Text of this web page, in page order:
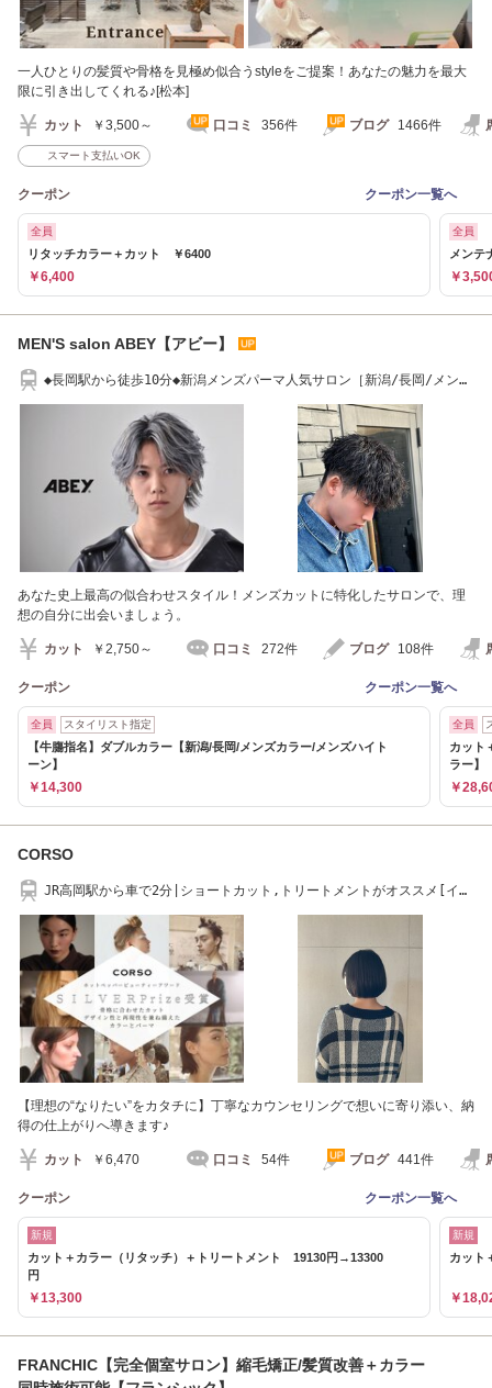
一人ひとりの髪質や骨格を見極め似合うstyleをご提案！あなたの魅力を最大
限に引き出してくれる♪[松本]
カット ￥3,500～ 口コミ 356件 ブログ 1466件
スマート支払いOK
クーポン クーポン一覧へ
全員
リタッチカラー＋カット ￥6400
￥6,400
全員
メンテ
￥
MEN'S salon ABEY【アビー】
◆長岡駅から徒歩10分◆新潟メンズパーマ人気サロン［新潟/長岡/メンズ
あなた史上最高の似合わせスタイル！メンズカットに特化したサロンで、理
想の自分に出会いましょう。
カット ￥2,750～ 口コミ 272件 ブログ 108件
クーポン クーポン一覧へ
全員 スタイリスト指定
【牛膓指名】ダブルカラー【新潟/長岡/メンズカラー/メンズハイト
ーン】
￥14,300
全員
カット
ラー】
￥
CORSO
JR高岡駅から車で2分|ショートカット,トリートメントがオススメ[イン
【理想の“なりたい”をカタチに】丁寧なカウンセリングで想いに寄り添い、納
得の仕上がりへ導きます♪
カット ￥6,470 口コミ 54件 ブログ 441件
クーポン クーポン一覧へ
新規
カット＋カラー（リタッチ）＋トリートメント 19130円→13300
円
￥13,300
新規
カット
￥
FRANCHIC【完全個室サロン】縮毛矯正/髪質改善＋カラー